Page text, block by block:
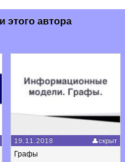
этого автора
19.11.2018 скрыт
Графы